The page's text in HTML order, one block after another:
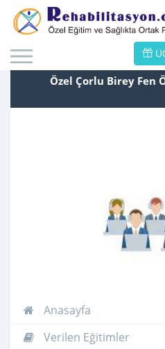
Özel Çorlu Birey Fen
Anasayfa
Verilen Eğitimler